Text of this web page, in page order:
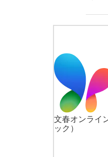
文春オンライ
ック）